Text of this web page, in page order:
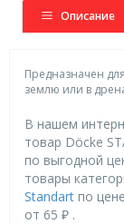
Описание
Предназначен
землю или в
В нашем
товар Döcke
по выгодной
товары
Standart по
от 65 ₽ .